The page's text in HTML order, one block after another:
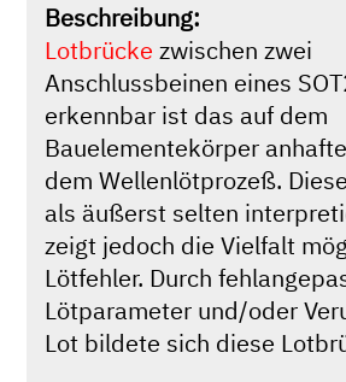
Beschreibung:
Lotbrücke zwischen zwei
Anschlussbeinen eines
erkennbar ist das auf dem
Bauelementekörper
dem Wellenlötprozeß.
als äußerst selten
zeigt jedoch die Vielfalt
Lötfehler. Durch
Lötparameter und/oder
Lot bildete sich diese